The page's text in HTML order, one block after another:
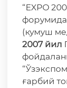
“EXPO
(кумуш
2007 йил
ғарбий